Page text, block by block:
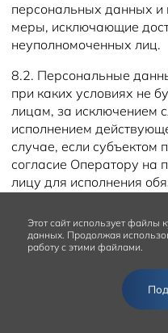
персональных данных
меры, исключающие
неуполномоченных лиц.
8.2. Персональные
при каких условиях не
лицам, за исключением
исполнением
случае, если
согласие Оператору на
лицу для исполнения
8.3. В случае выявления
данных, Пользователь
самостоятельно, путем
уведомление на адрес
RECEPTION@SOLARIS-
Этот сайт использует файлы
данных. Продолжая
работу с этими файлами.